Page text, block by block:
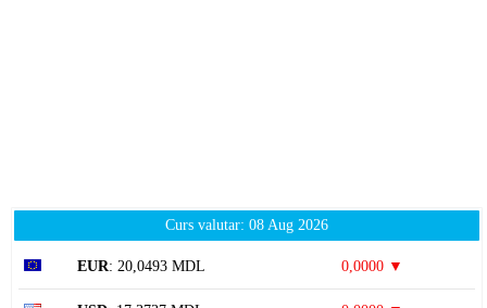
Curs valutar: 08 Aug 2026
EUR: 20,0493 MDL 0,0000 ▼